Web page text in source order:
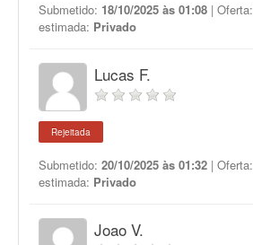
Submetido: 18/10/2025 às 01:08 | Oferta:
estimada: Privado
Lucas F.
Rejeitada
Submetido: 20/10/2025 às 01:32 | Oferta:
estimada: Privado
Joao V.